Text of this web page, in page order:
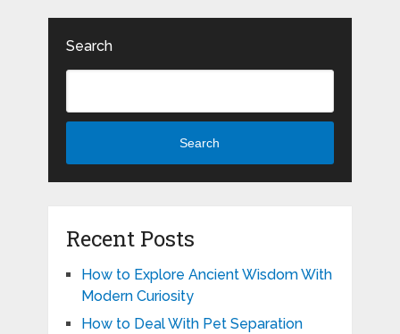
Search
Search
Recent Posts
How to Explore Ancient Wisdom With
Modern Curiosity
How to Deal With Pet Separation